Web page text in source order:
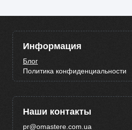
Информация
Блог
Политика конфиденциальности
Наши контакты
pr@omastere.com.ua